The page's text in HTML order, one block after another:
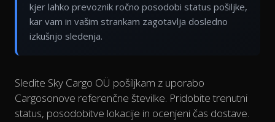
kjer lahko prevoznik ročno posodobi status pošiljke,
kar vam in vašim strankam zagotavlja dosledno
izkušnjo sledenja.
Sledite Sky Cargo OÜ pošiljkam z uporabo
Cargosonove referenčne številke. Pridobite trenutni
status, posodobitve lokacije in ocenjeni čas dostave.